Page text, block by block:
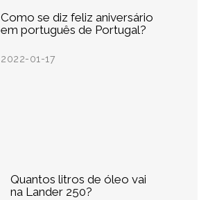
Como se diz feliz aniversário
em português de Portugal?
2022-01-17
Quantos litros de óleo vai
na Lander 250?